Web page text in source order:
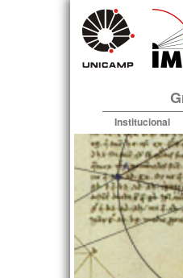
Institucional